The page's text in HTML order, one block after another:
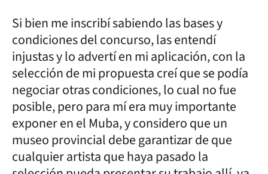
Si bien me inscribí sabiendo las bases y
condiciones del concurso, las entendí
injustas y lo advertí en mi aplicación, con la
selección de mi propuesta creí que se podía
negociar otras condiciones, lo cual no fue
posible, pero para mí era muy importante
exponer en el Muba, y considero que un
museo provincial debe garantizar de que
cualquier artista que haya pasado la